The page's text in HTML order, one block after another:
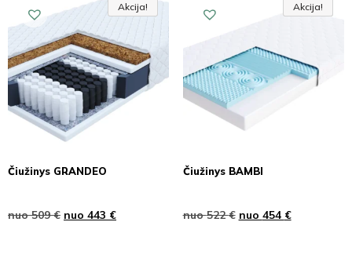
Akcija!
Akcija
Akcija!
Čiužinys GRANDEO
nuo509€ nuo 443 €
Akcija!
Akcija
Akcija!
Čiužinys BAMBI
nuo522€ nuo 454 €